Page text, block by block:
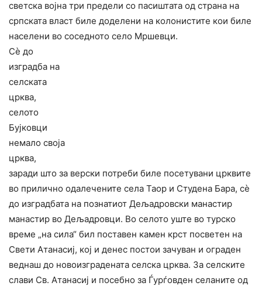
светска војна три предели со пасиштата од страна на
српската власт биле доделени на колонистите кои биле
населени во соседното село Мршевци.
Сѐ до
изградба на
селската
црква,
селото
Бујковци
немало своја
црква,
заради што за верски потреби биле посетувани црквите
во прилично одалечените села Таор и Студена Бара, сѐ
до изградбата на познатиот Дељадровски манастир
манастир во Дељадровци. Во селото уште во турско
време „на сила“ бил поставен камен крст посветен на
Свети Атанасиј, кој и денес постои зачуван и ограден
веднаш до новоизградената селска црква. За селските
слави Св. Атанасиј и посебно за Ѓурѓовден селаните од